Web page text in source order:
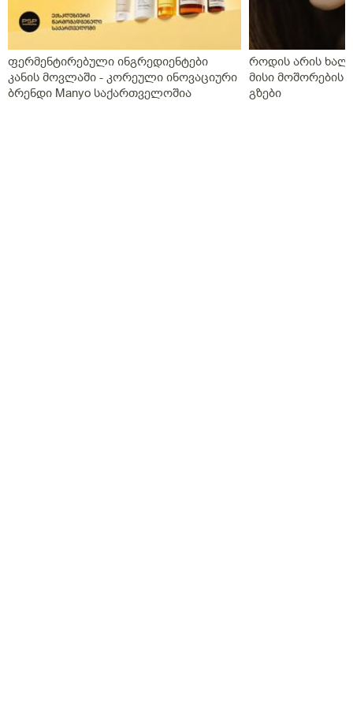
პრობლემებში ვარ ეს შეიძევა მიზეზად ჩაითვალოს ან
მარიხუანას მოხმარება მიზეზი შეიძლება იყვეს?
ფერმენტირებული ინგრედიენტები
კანის მოვლაში - კორეული ინოვაციური
ბრენდი Manyo საქართველოშია
როდის არის
მისი მოშორების
გზები